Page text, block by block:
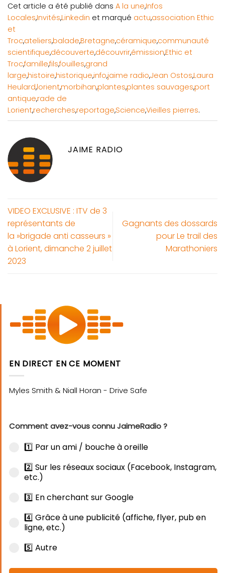
Cet article a été publié dans A la une,Infos
Locales,Invités,Linkedin et marqué actu,association Ethic
et
Troc,ateliers,balade,Bretagne,céramique,communauté
scientifique,découverte,découvrir,émission,Ethic et
Troc,famille,fils,fouilles,grand
large,histoire,historique,info,jaime radio,Jean Ostos,Laura
Heulard,lorient,morbihan,plantes,plantes sauvages,port
antique,rade de
Lorient,recherches,reportage,Science,Vieilles pierres.
JAIME RADIO
VIDEO EXCLUSIVE : ITV de 3
représentants de
la »brigade anti casseurs »
à Lorient, dimanche 2 juillet
2023
Gagnants des dossards
pour Le trail des
Marathoniers
EN DIRECT EN CE MOMENT
Comment avez-vous connu JaimeRadio ?
1️⃣ Par un ami / bouche à oreille
2️⃣ Sur les réseaux sociaux (Facebook, Instagram,
etc.)
3️⃣ En cherchant sur Google
4️⃣ Grâce à une publicité (affiche, flyer, pub en
ligne, etc.)
5️⃣ Autre